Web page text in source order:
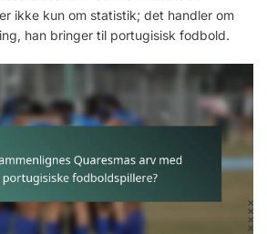
ikke kun om statistik; det handler om
han bringer til portugisisk fodbold.